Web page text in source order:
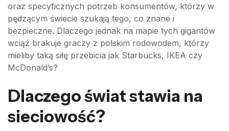
oraz specyficznych potrzeb konsumentów, którzy w
pędzącym świecie szukają tego, co znane i
bezpieczne. Dlaczego jednak na mapie tych gigantów
wciąż brakuje graczy z polskim rodowodem, którzy
mieliby taką siłę przebicia jak Starbucks, IKEA czy
McDonald’s?
Dlaczego świat stawia na
sieciowość?